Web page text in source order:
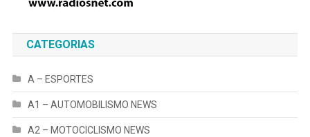
CATEGORIAS
A – ESPORTES
A1 – AUTOMOBILISMO NEWS
A2 – MOTOCICLISMO NEWS